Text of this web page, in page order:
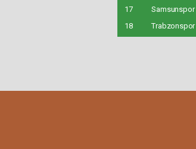
17
Samsunspor
18
Trabzonspor